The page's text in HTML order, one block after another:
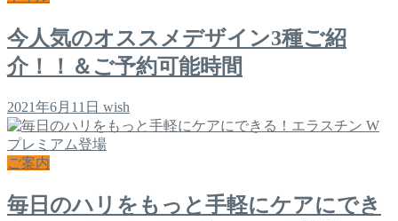
今人気のオススメデザイン3種ご紹
介！！＆ご予約可能時間
2021年6月11日 wish
ご案内
毎日のハリをもっと手軽にケアにでき